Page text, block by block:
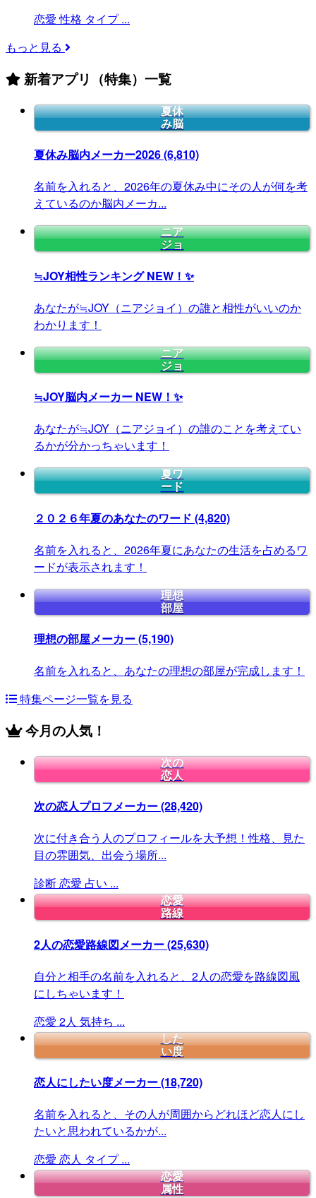
恋愛 性格 タイプ ...
もっと見る
新着アプリ（特集）一覧
夏休
み脳
夏休み脳内メーカー2026(6,810)
名前を入れると、2026年の夏休み中にその人が何を考
えているのか脳内メーカ...
ニア
ジョ
≒JOY相性ランキングNEW！✨
あなたが≒JOY（ニアジョイ）の誰と相性がいいのか
わかります！
ニア
ジョ
≒JOY脳内メーカー NEW！✨
あなたが≒JOY（ニアジョイ）の誰のことを考えてい
るかが分かっちゃいます！
夏ワ
ード
２０２６年夏のあなたのワード (4,820)
名前を入れると、2026年夏にあなたの生活を占めるワ
ードが表示されます！
理想
部屋
理想の部屋メーカー(5,190)
名前を入れると、あなたの理想の部屋が完成します！
特集ページ一覧を見る
今月の人気！
次の
恋人
次の恋人プロフメーカー(28,420)
次に付き合う人のプロフィールを大予想！性格、見た
目の雰囲気、出会う場所...
診断恋愛 占い ...
恋愛
路線
2人の恋愛路線図メーカー(25,630)
自分と相手の名前を入れると、2人の恋愛を路線図風
にしちゃいます！
恋愛 2人 気持ち ...
した
い度
恋人にしたい度メーカー(18,720)
名前を入れると、その人が周囲からどれほど恋人にし
たいと思われているかが...
恋愛 恋人 タイプ ...
恋愛
属性